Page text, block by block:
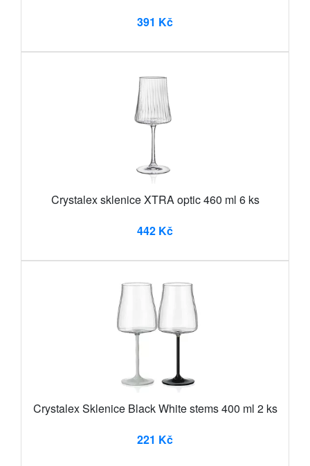
391 Kč
Crystalex sklenice XTRA optic 460 ml 6 ks
442 Kč
Crystalex Sklenice Black White stems 400 ml 2 ks
221 Kč